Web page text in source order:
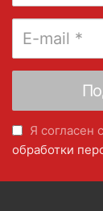
Я согласен
обработки